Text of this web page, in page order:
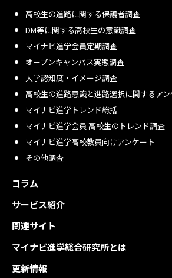
高校生の進路に関する保護者調査
DM等に関する高校生の意識調査
マイナビ進学会員定期調査
オープンキャンパス実態調査
大学認知度・イメージ調査
高校生の進路意識と進路選択に関するア
マイナビ進学トレンド総括
マイナビ進学会員 高校生のトレンド調査
マイナビ進学高校教員向けアンケート
その他調査
コラム
サービス紹介
関連サイト
マイナビ進学総合研究所とは
更新情報